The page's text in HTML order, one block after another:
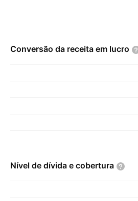
Conversão da receita em lucro
Nível de dívida e cobertura